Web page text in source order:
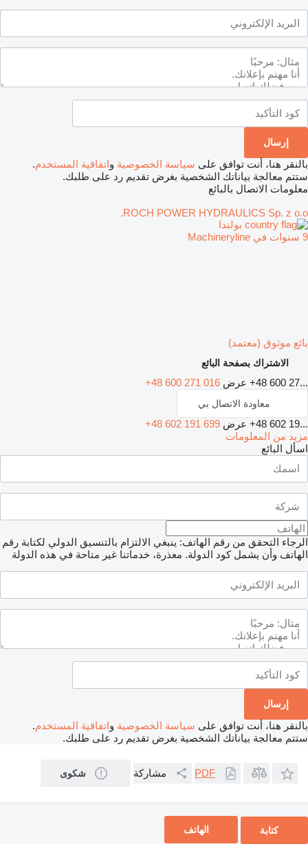
بالنقر هنا، أنت توافق على سياسة الخصوصية واتفاقية المستخدم.
ستتم معالجة بياناتك الشخصية بغرض تقديم رد على طلبك.
معلومات الاتصال بالبائع
ROCH POWER HYDRAULICS Sp. z o.o.
بولندا
9 سنوات في Machineryline
بائع موثوق (معتمد)
الاشتراك بصفحة البائع
+48 600 27... عرض +48 600 271 016
معاودة الاتصال بي
+48 602 19... عرض +48 602 191 699
مزيد من المعلومات
اسأل البائع
الرجاء التحقق من رقم الهاتف: ينبغي الالتزام بالتنسيق الدولي لكتابة رقم
الهاتف وأن يشمل كود الدولة. معذرة، خدماتنا غير متاحة في هذه الدولة
بالنقر هنا، أنت توافق على سياسة الخصوصية واتفاقية المستخدم.
ستتم معالجة بياناتك الشخصية بغرض تقديم رد على طلبك.
PDF مشاركة شكوى
كتابة الهاتف